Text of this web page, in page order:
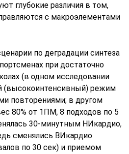
глубокие различия в том,
с макроэлементами
по деградации синтеза
при достаточно
(в одном исследовании
(высокоинтенсивный) режим
повторениями; в другом
80% от 1ПМ, 8 подходов по 5
30-минутным НИкардио,
сменялись ВИкардио
по 30 сек) и приемом